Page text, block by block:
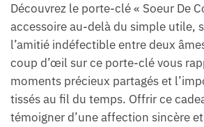
Découvrez le porte-clé « Soeur De
accessoire au-delà du simple utile,
l’amitié indéfectible entre deux
coup d’œil sur ce porte-clé vous
moments précieux partagés et
tissés au fil du temps. Offrir ce
témoigner d’une affection sincère